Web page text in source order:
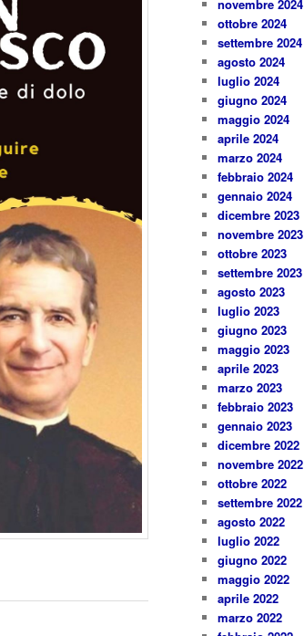
novembre 2024
ottobre 2024
settembre 2024
agosto 2024
luglio 2024
giugno 2024
maggio 2024
aprile 2024
marzo 2024
febbraio 2024
gennaio 2024
dicembre 2023
novembre 2023
ottobre 2023
settembre 2023
agosto 2023
luglio 2023
giugno 2023
maggio 2023
aprile 2023
marzo 2023
febbraio 2023
gennaio 2023
dicembre 2022
novembre 2022
ottobre 2022
settembre 2022
agosto 2022
luglio 2022
giugno 2022
maggio 2022
aprile 2022
marzo 2022